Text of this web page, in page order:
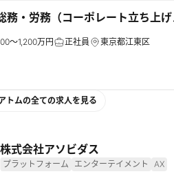
・労務（コーポレート立ち上げ
～1,200万円 正社員 東京都江東区
トムの全ての求人を見る
株式会社アソビダス
プラットフォーム エンターテイメント AX